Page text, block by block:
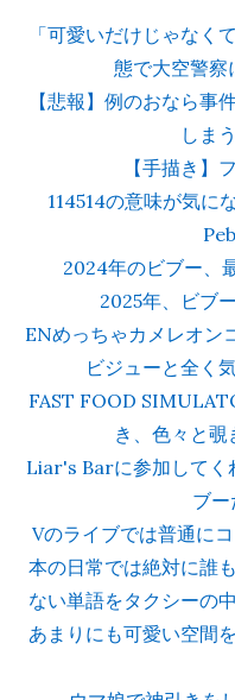
「可愛いだけじゃなく
態で大空警察
【悲報】例のおなら事
しま
【手描き】
114514の意味が気に
2024年のビブー、
2025年、ビブ
ENめっちゃカメレオン
ビジューと全く
FAST FOOD
き、色々と覗
Liar's Barに参加してく
ブー
Vのライブでは普通に
本の日常では絶対に誰
ない単語をタクシーの
あまりにも可愛い空間